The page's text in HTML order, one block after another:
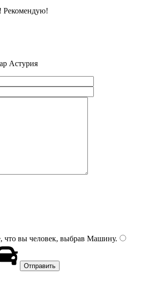
Рекомендую!
Астурия
что вы человек, выбрав Машину.